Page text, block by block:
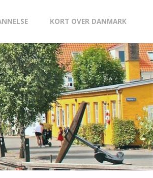
KORT OVER DANMARK